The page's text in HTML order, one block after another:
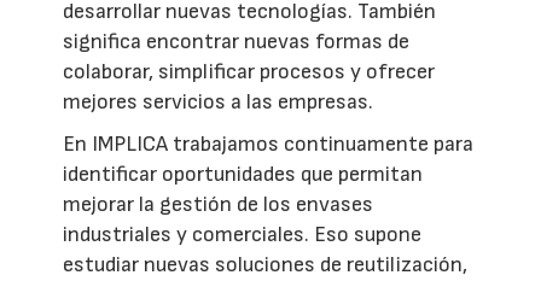
desarrollar nuevas tecnologías. También
significa encontrar nuevas formas de
colaborar, simplificar procesos y ofrecer
mejores servicios a las empresas.
En IMPLICA trabajamos continuamente para
identificar oportunidades que permitan
mejorar la gestión de los envases
industriales y comerciales. Eso supone
estudiar nuevas soluciones de reutilización,